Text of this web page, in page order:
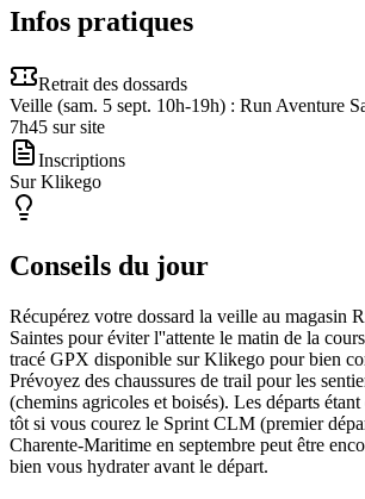
Infos pratiques
Retrait des dossards
Veille (sam. 5 sept. 10h-19h) : Run Aventure
7h45 sur site
Inscriptions
Sur Klikego
Conseils du jour
Récupérez votre dossard la veille au magasin
Saintes pour éviter l''attente le matin de la
tracé GPX disponible sur Klikego pour bien
Prévoyez des chaussures de trail pour les
(chemins agricoles et boisés). Les départs
tôt si vous courez le Sprint CLM (premier
Charente-Maritime en septembre peut être
bien vous hydrater avant le départ.